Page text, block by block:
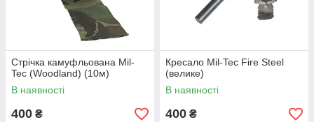
Стрічка камуфльована Mil-
Tec (Woodland) (10м)
В наявності
400 ₴
Кресало Mil-Tec Fire Steel
(велике)
В наявності
400 ₴